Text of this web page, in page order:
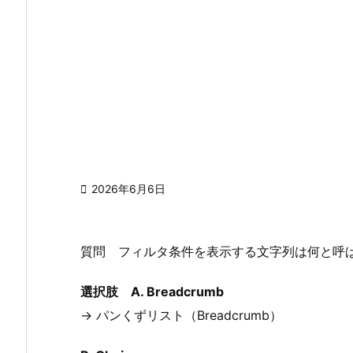
 2026年6月6日
質問 フィルタ条件を表示する文字列は何と呼
選択肢 A. Breadcrumb
→ パンくずリスト（Breadcrumb）